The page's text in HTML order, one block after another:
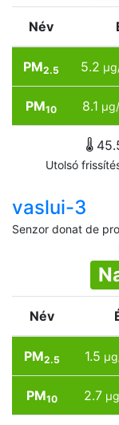
Név
PM2.5 5.2
PM10 8.1
Utolsó
vaslui-3
Senzor donat de
Név
PM2.5 1.5
PM10 2.7